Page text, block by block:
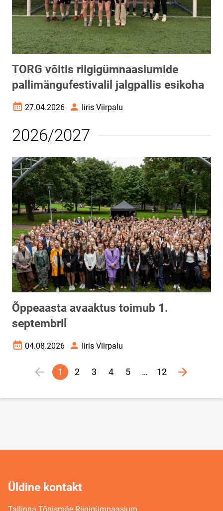
TORG võitis riigigümnaasiumide
pallimängufestivalil jalgpallis esikoha
Loomise kuupäev
27.04.2026 AutorIiris Viirpalu
2026/2027
Õppeaasta avaaktus toimub 1.
septembril
Loomise kuupäev
04.08.2026 AutorIiris Viirpalu
Lehekülgjaotus
Eelmine lehekülg
Praegune
1 Veebileht
2 Veebileht
3 Veebileht
4 Veebileht
5 … page
12 Järgmine
Üldine kontakt